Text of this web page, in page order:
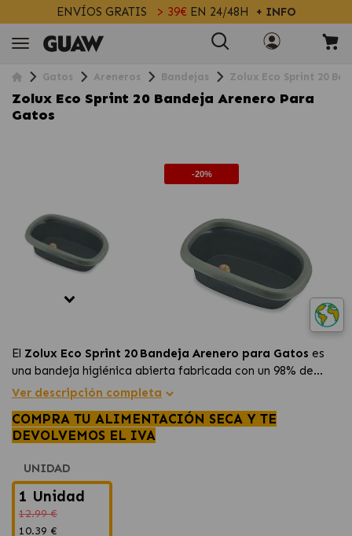
ENVÍOS GRATIS > 39€EN 24/48H + INFO
Gatos Areneros Bandejas Zolux Eco Sprint 20
Zolux Eco Sprint 20 Bandeja Arenero Para
Gatos
-20%
El Zolux Eco Sprint 20 Bandeja Arenero para Gatos es
una bandeja higiénica abierta fabricada con un 98% de
materiales reciclados. Su práctico borde higiénico ayuda a
como sujetabolsas, facilitando la limpieza y el cambio de
arena de forma cómoda y eficiente.
Ver descripción completa
COMPRA TU ALIMENTACIÓN SECA Y TE
DEVOLVEMOS EL IVA
UNIDAD
1 Unidad
12.99 €
10.39 €